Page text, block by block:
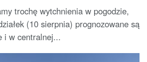
trochę wytchnienia w pogodzie,
(10 sierpnia) prognozowane są
i w centralnej...